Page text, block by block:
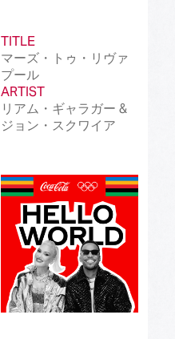
TITLE
マーズ・トゥ・リヴァ
プール
ARTIST
リアム・ギャラガー &
ジョン・スクワイア